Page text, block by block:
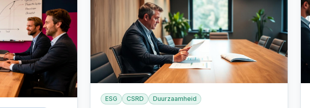
ESG CSRD Duurzaamheid